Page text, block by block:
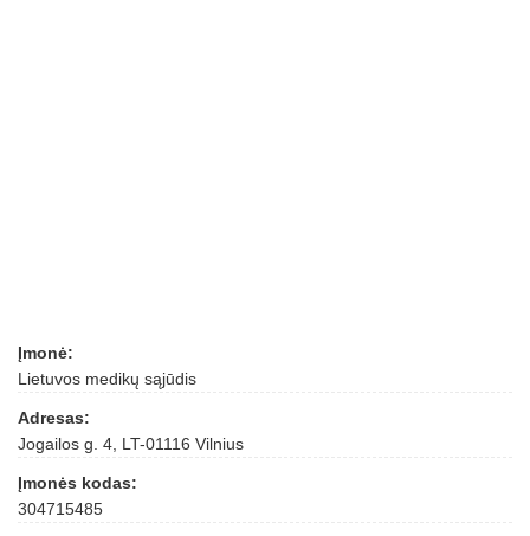
Įmonė:
Lietuvos medikų sąjūdis
Adresas:
Jogailos g. 4, LT-01116 Vilnius
Įmonės kodas:
304715485